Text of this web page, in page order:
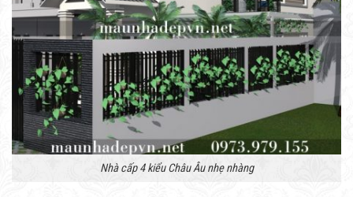
Nhà cấp 4 kiểu Châu Âu nhẹ nhàng